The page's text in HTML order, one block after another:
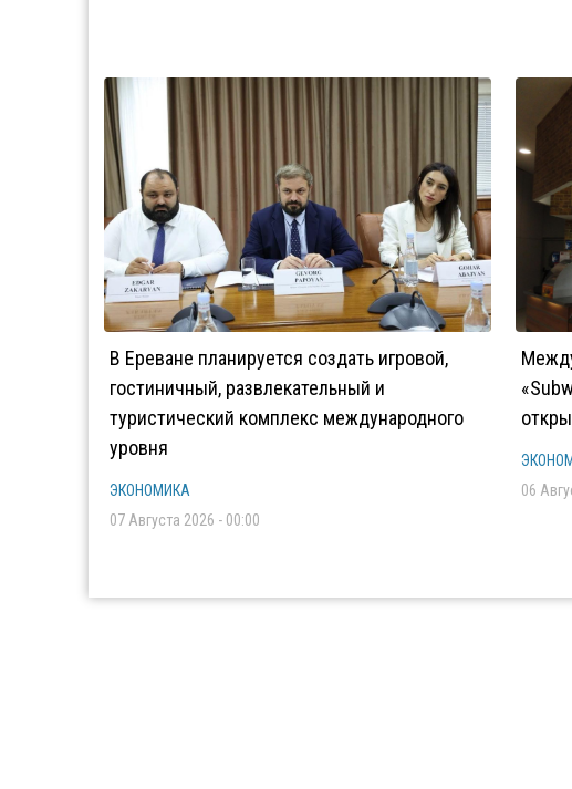
В Ереване планируется создать игровой,
гостиничный, развлекательный и
туристический комплекс международного
уровня
ЭКОНОМИКА
07 Августа 2026 - 00:00
06